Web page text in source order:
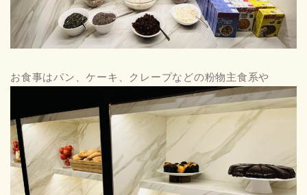
お食事はパン、ケーキ、クレープなどの粉物主食系や